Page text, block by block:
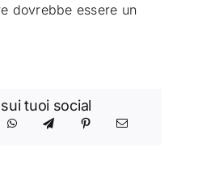
dovrebbe essere un
tuoi social